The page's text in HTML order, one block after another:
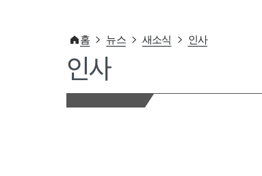
홈 뉴스 새소식 인사
인사